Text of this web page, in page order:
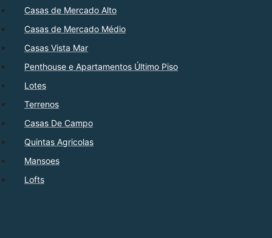
Casas de Mercado Alto
Casas de Mercado Médio
Casas Vista Mar
Penthouse e Apartamentos Último Piso
Lotes
Terrenos
Casas De Campo
Quintas Agricolas
Mansoes
Lofts